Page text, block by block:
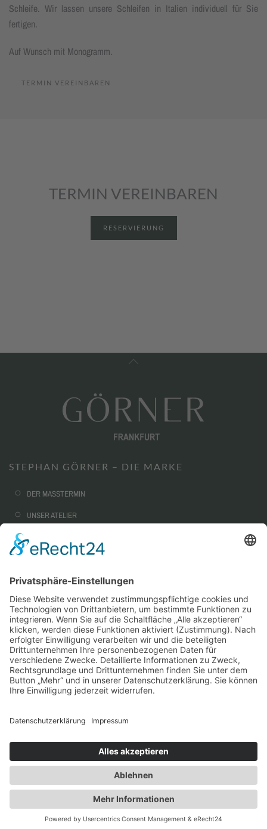
Schleife. Wir lassen unsere Schleifen in Italien individuell für Sie
fertigen.
Auf Wunsch mit Monogramm.
TERMIN VEREINBAREN
TERMIN VEREINBAREN
RESERVIERUNG
STEPHAN GÖRNER – DIE MARKE
DER MASSTERMIN
UNSER ATELIER
NACHHALTIGKEIT
CORPORATE FASHION
AUSSTATTUNG & OPTIONEN
SERVICE
WARUM MASSKONFEKTION?
STEPHAN GÖRNER VIP-TAILORING
STOFFKUNDE
DIE WICHTIGSTEN STOFFMUSTER
© 2025 Stephan Görner Maßatelier Frankfurt am Main | Webdesign by Drela GmbH - SEO &
| IMPRESSUM